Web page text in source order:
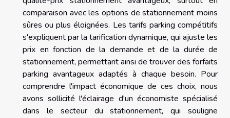
comparaison avec les options de stationnement moins
sûres ou plus éloignées. Les tarifs parking compétitifs
s'expliquent par la tarification dynamique, qui ajuste les
prix en fonction de la demande et de la durée de
stationnement, permettant ainsi de trouver des forfaits
parking avantageux adaptés à chaque besoin. Pour
comprendre l'impact économique de ces choix, nous
avons sollicité l'éclairage d'un économiste spécialisé
dans le secteur du stationnement, qui souligne